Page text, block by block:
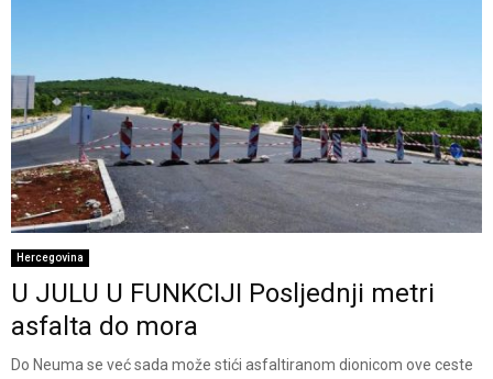
Hercegovina
U JULU U FUNKCIJI Posljednji metri
asfalta do mora
Do Neuma se već sada može stići asfaltiranom dionicom ove ceste